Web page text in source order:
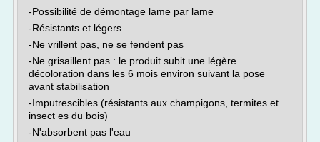
-Possibilité de démontage lame par lame
-Résistants et légers
-Ne vrillent pas, ne se fendent pas
-Ne grisaillent pas : le produit subit une légère
décoloration dans les 6 mois environ suivant la pose
avant stabilisation
-Imputrescibles (résistants aux champigons, termites et
insect es du bois)
-N'absorbent pas l'eau